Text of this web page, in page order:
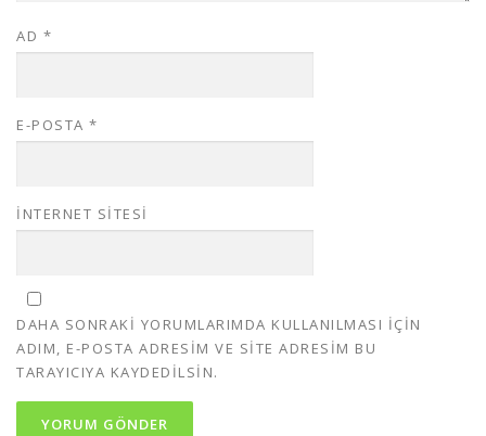
AD *
E-POSTA *
İNTERNET SITESI
DAHA SONRAKI YORUMLARIMDA KULLANILMASI IÇIN
ADIM, E-POSTA ADRESIM VE SITE ADRESIM BU
TARAYICIYA KAYDEDILSIN.